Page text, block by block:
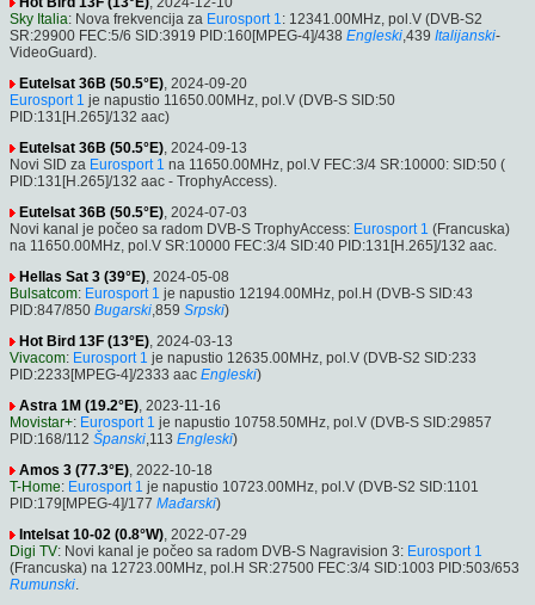
Sky Italia: Nova frekvencija za Eurosport 1 : 12341.00MHz, pol.V (DVB-S2
SR:29900 FEC:5/6 SID:3919 PID:160[MPEG-4]/438 Engleski ,439 Italijanski-
VideoGuard).
Eutelsat 36B (50.5°E) , 2024-09-20
Eurosport 1 je napustio 11650.00MHz, pol.V (DVB-S SID:50
PID:131[H.265]/132 aac)
Eutelsat 36B (50.5°E) , 2024-09-13
Novi SID za Eurosport 1 na 11650.00MHz, pol.V FEC:3/4 SR:10000: SID:50 (
PID:131[H.265]/132 aac - TrophyAccess).
Eutelsat 36B (50.5°E) , 2024-07-03
Novi kanal je počeo sa radom DVB-S TrophyAccess: Eurosport 1 (Francuska)
na 11650.00MHz, pol.V SR:10000 FEC:3/4 SID:40 PID:131[H.265]/132 aac.
Hellas Sat 3 (39°E) , 2024-05-08
Bulsatcom: Eurosport 1 je napustio 12194.00MHz, pol.H (DVB-S SID:43
PID:847/850 Bugarski ,859 Srpski)
Hot Bird 13F (13°E) , 2024-03-13
Vivacom: Eurosport 1 je napustio 12635.00MHz, pol.V (DVB-S2 SID:233
PID:2233[MPEG-4]/2333 aac Engleski)
Astra 1M (19.2°E) , 2023-11-16
Movistar+: Eurosport 1 je napustio 10758.50MHz, pol.V (DVB-S SID:29857
PID:168/112 Španski ,113 Engleski)
Amos 3 (77.3°E) , 2022-10-18
T-Home: Eurosport 1 je napustio 10723.00MHz, pol.V (DVB-S2 SID:1101
PID:179[MPEG-4]/177 Mađarski)
Intelsat 10-02 (0.8°W) , 2022-07-29
Digi TV: Novi kanal je počeo sa radom DVB-S Nagravision 3: Eurosport 1
(Francuska) na 12723.00MHz, pol.H SR:27500 FEC:3/4 SID:1003 PID:503/653
Rumunski